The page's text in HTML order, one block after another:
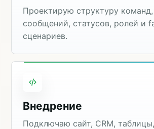
Проектирую структуру команд,
сообщений, статусов, ролей и
сценариев.
Внедрение
Подключаю сайт, CRM,